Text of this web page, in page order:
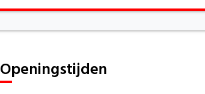
Openingstijden